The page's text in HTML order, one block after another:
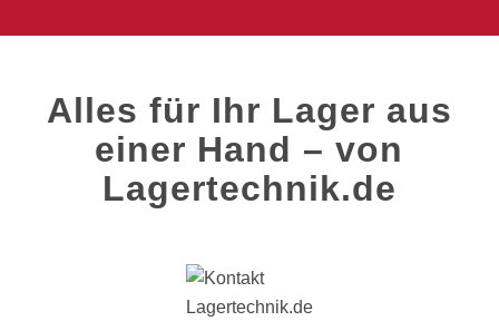
Alles für Ihr Lager aus
einer Hand – von
Lagertechnik.de